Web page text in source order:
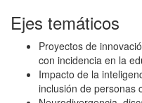
Ejes temáticos
Proyectos de
con incidencia en la
Impacto de la
inclusión de personas